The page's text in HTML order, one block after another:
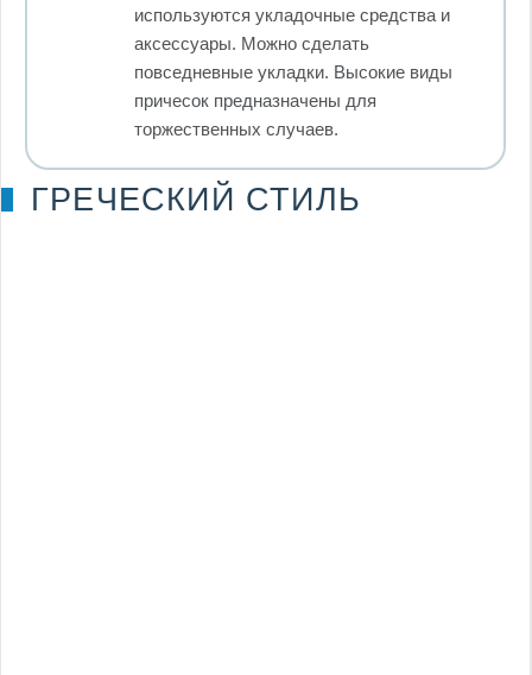
используются укладочные средства и
аксессуары. Можно сделать
повседневные укладки. Высокие виды
причесок предназначены для
торжественных случаев.
ГРЕЧЕСКИЙ СТИЛЬ